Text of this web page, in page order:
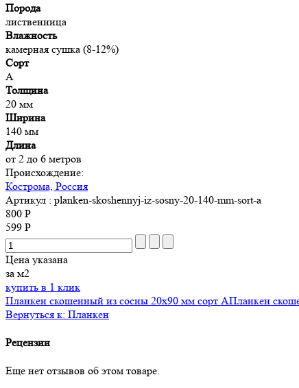
Порода
лиственница
Влажность
камерная сушка (8-12%)
Сорт
A
Толщина
20 мм
Ширина
140 мм
Длина
от 2 до 6 метров
Происхождение:
Кострома, Россия
Артикул : planken-skoshennyj-iz-sosny-20-140-mm-sort-a
800 Р
599 Р
Цена указана
за м2
купить в 1 клик
Планкен скошенный из сосны 20x90 мм сорт AПланкен
Вернуться к: Планкен
Рецензии
Еще нет отзывов об этом товаре.